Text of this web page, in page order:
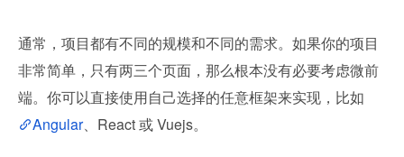
通常，项目都有不同的规模和不同的需求。如果你的项目
非常简单，只有两三个页面，那么根本没有必要考虑微前
端。你可以直接使用自己选择的任意框架来实现，比如
Angular、React 或 Vuejs。